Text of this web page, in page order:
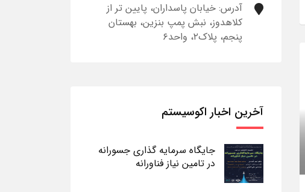
آدرس: خیابان پاسداران، پایین تر از
کلاهدوز، نبش پمپ بنزین، بهستان
پنجم، پلاک۲، واحد۶
آخرین اخبار اکوسیستم
جایگاه سرمایه گذاری جسورانه
در تامین نیاز فناورانه